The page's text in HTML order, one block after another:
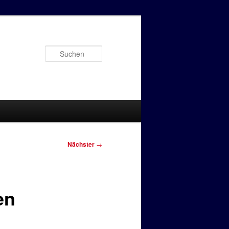
Nächster →